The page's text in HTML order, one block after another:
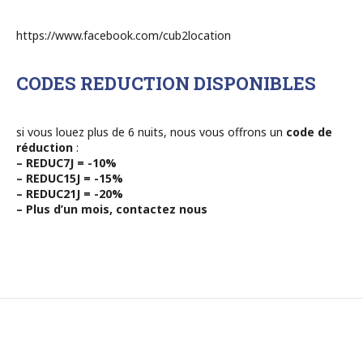
https://www.facebook.com/cub2location
CODES REDUCTION DISPONIBLES
si vous louez plus de 6 nuits, nous vous offrons un code de
réduction :
– REDUC7J = -10%
– REDUC15J = -15%
– REDUC21J = -20%
– Plus d’un mois, contactez nous